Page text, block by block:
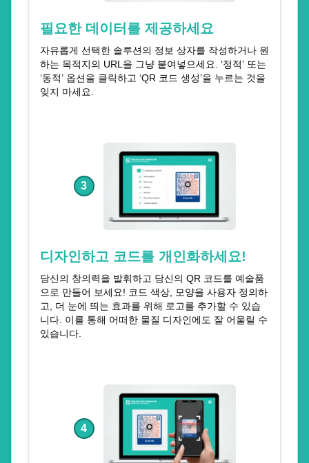
필요한 데이터를 제공하세요
자유롭게 선택한 솔루션의 정보 상자를 작성하거나 원
하는 목적지의 URL을 그냥 붙여넣으세요. ‘정적’ 또는
‘동적’ 옵션을 클릭하고 ‘QR 코드 생성’을 누르는 것을
잊지 마세요.
3
디자인하고 코드를 개인화하세요!
당신의 창의력을 발휘하고 당신의 QR 코드를 예술품
으로 만들어 보세요! 코드 색상, 모양을 사용자 정의하
고, 더 눈에 띄는 효과를 위해 로고를 추가할 수 있습
니다. 이를 통해 어떠한 물질 디자인에도 잘 어울릴 수
있습니다.
4